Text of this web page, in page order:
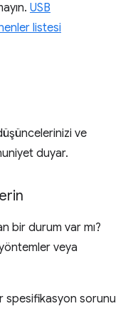
USB
listesi
ve
duyar.
bir durum var mı?
veya
spesifikasyon sorunu